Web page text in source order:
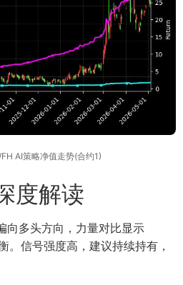
AI策略净值走势(合约1)
度解读
向多头方向，力量对比显示
。信号强度高，建议持续持有，